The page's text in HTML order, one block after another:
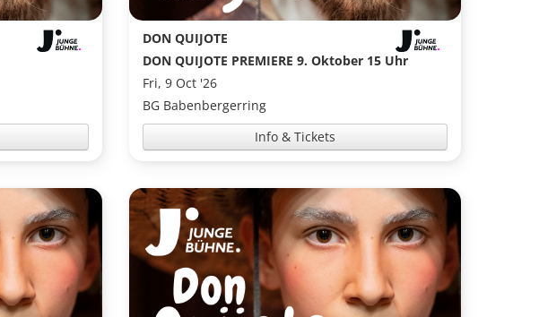
DON QUIJOTE
DON QUIJOTE PREMIERE 9. Oktober 15 Uhr
Fri, 9 Oct '26
BG Babenbergerring
Info & Tickets